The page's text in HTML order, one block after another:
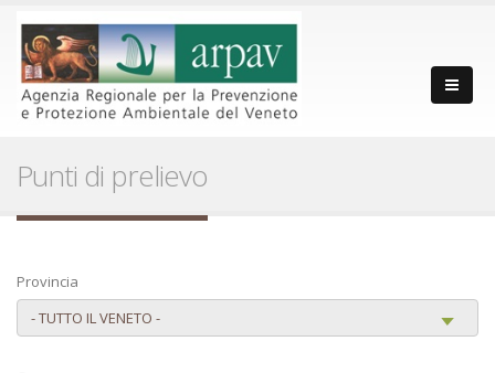
Punti di prelievo
Provincia